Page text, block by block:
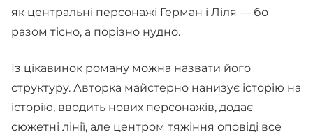
як центральні персонажі Герман і Ліля — бо
разом тісно, а порізно нудно.
Із цікавинок роману можна назвати його
структуру. Авторка майстерно нанизує історію на
історію, вводить нових персонажів, додає
сюжетні лінії, але центром тяжіння оповіді все